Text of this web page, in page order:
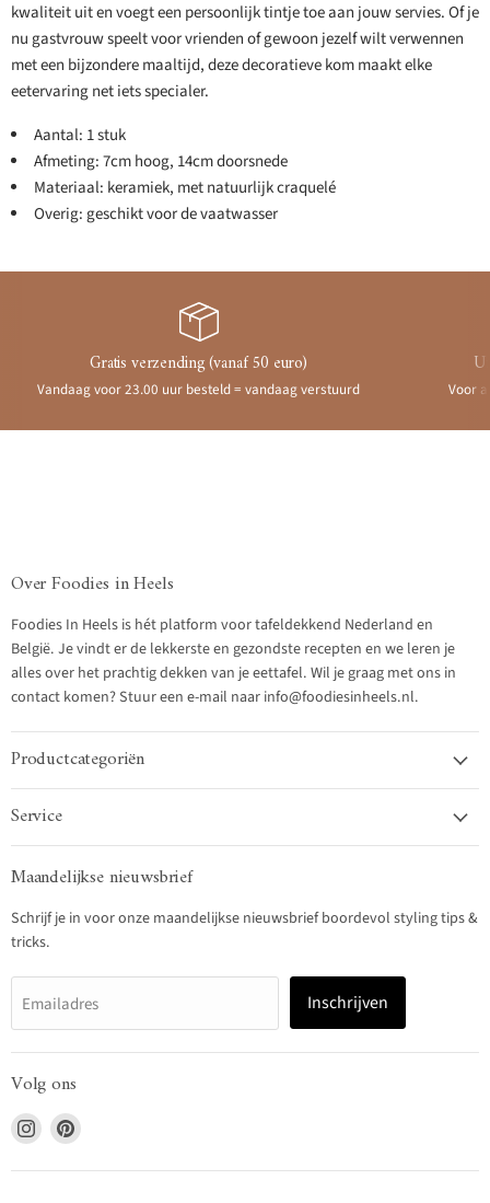
kwaliteit uit en voegt een persoonlijk tintje toe aan jouw servies. Of je
nu gastvrouw speelt voor vrienden of gewoon jezelf wilt verwennen
met een bijzondere maaltijd, deze decoratieve kom maakt elke
eetervaring net iets specialer.
Aantal: 1 stuk
Afmeting: 7cm hoog, 14cm doorsnede
Materiaal: keramiek, met natuurlijk craquelé
Overig: geschikt voor de vaatwasser
Gratis verzending (vanaf 50 euro)
Vandaag voor 23.00 uur besteld = vandaag verstuurd Voor
Over Foodies in Heels
Foodies In Heels is hét platform voor tafeldekkend Nederland en
België. Je vindt er de lekkerste en gezondste recepten en we leren je
alles over het prachtig dekken van je eettafel. Wil je graag met ons in
contact komen? Stuur een e-mail naar info@foodiesinheels.nl.
Productcategoriën
Service
Maandelijkse nieuwsbrief
Schrijf je in voor onze maandelijkse nieuwsbrief boordevol styling tips &
tricks.
Emailadres Inschrijven
Volg ons
Vind
ons
op
Vind
op